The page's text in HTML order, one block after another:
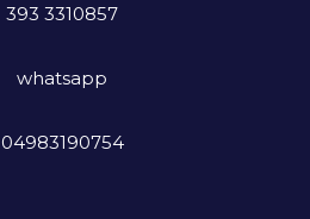
393 3310857
whatsapp
04983190754